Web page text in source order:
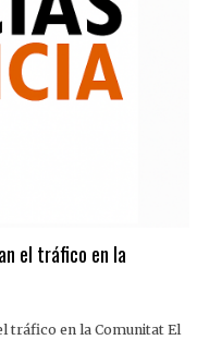
el tráfico en la
tráfico en la Comunitat El